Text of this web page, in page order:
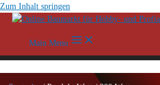
Zum Inhalt springen
Main Menu